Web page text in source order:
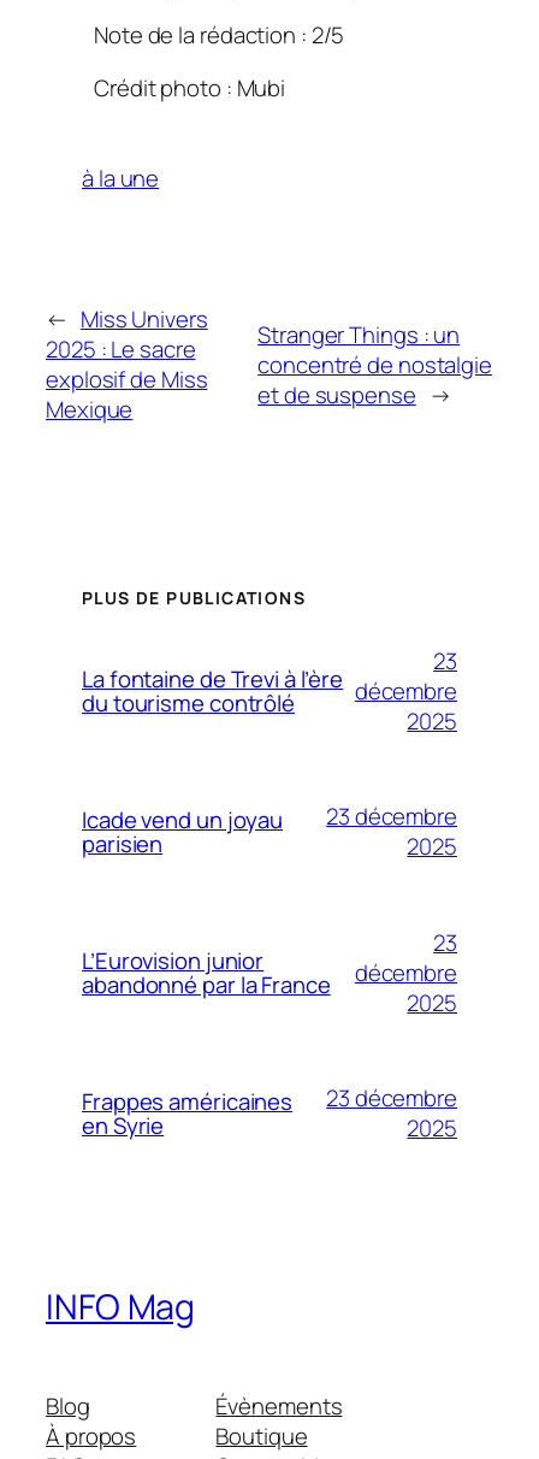
Note de la rédaction : 2/5
Crédit photo : Mubi
à la une
← Miss Univers
2025 : Le sacre
explosif de Miss
Mexique
Stranger Things : un
concentré de nostalgie
et de suspense →
PLUS DE PUBLICATIONS
La fontaine de Trevi à l’ère
du tourisme contrôlé
23
décembre
2025
Icade vend un joyau
parisien
23 décembre
2025
L’Eurovision junior
abandonné par la France
23
décembre
2025
Frappes américaines
en Syrie
23 décembre
2025
INFO Mag
Blog
À propos
Évènements
Boutique